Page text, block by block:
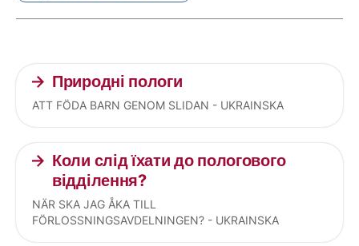
Current articles
Природні пологи
ATT FÖDA BARN GENOM SLIDAN - UKRAINSKA
Коли слід їхати до пологового
відділення?
NÄR SKA JAG ÅKA TILL
FÖRLOSSNINGSAVDELNINGEN? - UKRAINSKA